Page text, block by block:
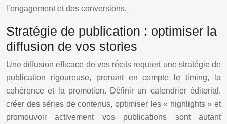
l’engagement et des conversions.
Stratégie de publication : optimiser la
diffusion de vos stories
Une diffusion efficace de vos récits requiert une stratégie de
publication rigoureuse, prenant en compte le timing, la
cohérence et la promotion. Définir un calendrier éditorial,
créer des séries de contenus, optimiser les « highlights » et
promouvoir activement vos publications sont autant